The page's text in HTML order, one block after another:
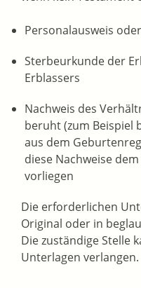
Personalausweis
Sterbeurkunde der
Erblassers
Nachweis des
beruht (zum Beispiel
aus dem
diese Nachweise
vorliegen
Die erforderlichen
Original oder in
Die zuständige Stelle
Unterlagen verlangen.